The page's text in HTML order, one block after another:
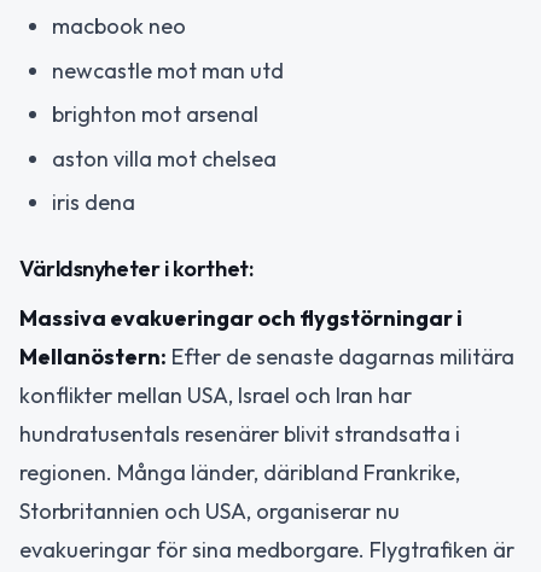
macbook neo
newcastle mot man utd
brighton mot arsenal
aston villa mot chelsea
iris dena
Världsnyheter i korthet:
Massiva evakueringar och flygstörningar i
Mellanöstern: Efter de senaste dagarnas militära
konflikter mellan USA, Israel och Iran har
hundratusentals resenärer blivit strandsatta i
regionen. Många länder, däribland Frankrike,
Storbritannien och USA, organiserar nu
evakueringar för sina medborgare. Flygtrafiken är